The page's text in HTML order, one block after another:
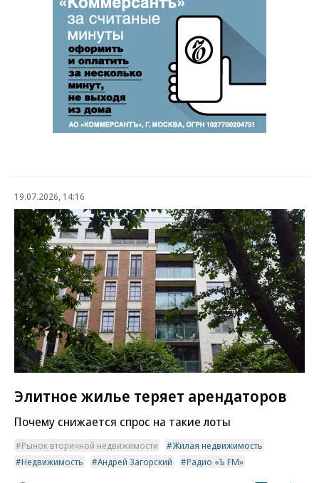
19.07.2026, 14:16
Элитное жилье теряет арендаторов
Почему снижается спрос на такие лоты
Рынок вторичной недвижимости
Жилая недвижимость
Недвижимость
Андрей Загорский Радио «Ъ FM»